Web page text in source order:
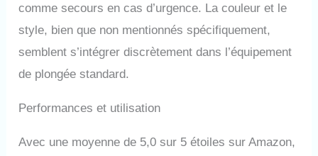
résister à la corrosion de l'eau
de mer et la rouille. La valve
respiratoire est équipée d'une
chambre de décompression et
respiratoire, qui peut être
utilisé pour réduire les fuites
comme secours en cas d’urgence. La couleur et le
style, bien que non mentionnés spécifiquement,
semblent s’intégrer discrètement dans l’équipement
de plongée standard.
Performances et utilisation
Avec une moyenne de 5,0 sur 5 étoiles sur Amazon,